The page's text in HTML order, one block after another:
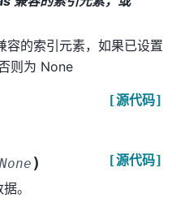
容的索引元素，如果已设置
则为 None
[源代码]
None ) [源代码]
。